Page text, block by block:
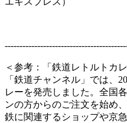
＜参考：「鉄道レトルトカ
「鉄道チャンネル」では、
レーを発売しました。全国
ンの方からのご注文を始め
鉄に関連するショップや京